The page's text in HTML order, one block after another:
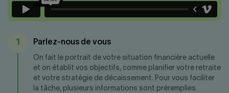
1 Parlez-nous de vous
On fait le portrait de votre situation financière actuelle
et on établit vos objectifs, comme planifier votre retraite
et votre stratégie de décaissement. Pour vous faciliter
la tâche, plusieurs informations sont préremplies.